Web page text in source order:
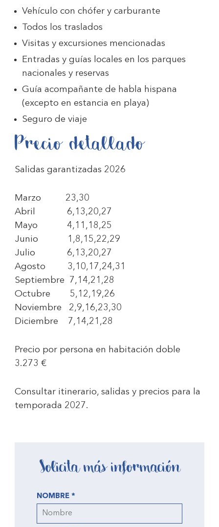
Vehículo con chófer y carburante
Todos los traslados
Visitas y excursiones mencionadas
Entradas y guías locales en los parques
nacionales y reservas
Guía acompañante de habla hispana
(excepto en estancia en playa)
Seguro de viaje
Precio detallado
Salidas garantizadas 2026
Marzo 23,30
Abril 6,13,20,27
Mayo 4,11,18,25
Junio 1,8,15,22,29
Julio 6,13,20,27
Agosto 3,10,17,24,31
Septiembre 7,14,21,28
Octubre 5,12,19,26
Noviembre 2,9,16,23,30
Diciembre 7,14,21,28
Precio por persona en habitación doble
3.273 €
Consultar itinerario, salidas y precios para la
temporada 2027.
Solicita más información
NOMBRE *